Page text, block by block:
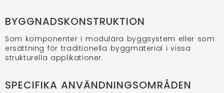
BYGGNADSKONSTRUKTION
Som komponenter i modulära byggsystem eller som
ersättning för traditionella byggmaterial i vissa
strukturella applikationer.
SPECIFIKA ANVÄNDNINGSOMRÅDEN